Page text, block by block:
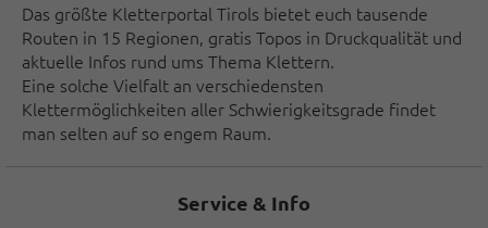
Das größte Kletterportal Tirols bietet euch tausende
Routen in 15 Regionen, gratis Topos in Druckqualität und
aktuelle Infos rund ums Thema Klettern.
Eine solche Vielfalt an verschiedensten
Klettermöglichkeiten aller Schwierigkeitsgrade findet
man selten auf so engem Raum.
Service & Info